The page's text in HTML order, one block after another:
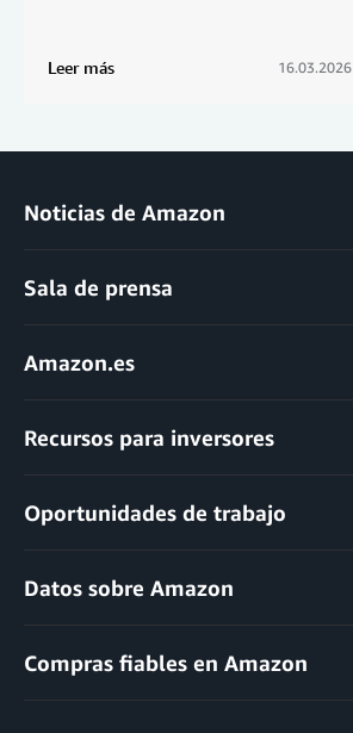
Leer más 16.03.2026
Noticias de Amazon
Sala de prensa
Amazon.es
Recursos para inversores
Oportunidades de trabajo
Datos sobre Amazon
Compras fiables en Amazon